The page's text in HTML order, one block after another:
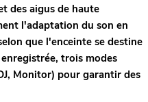
des aigus de haute
l'adaptation du son en
que l'enceinte se destine
trois modes
Monitor) pour garantir des